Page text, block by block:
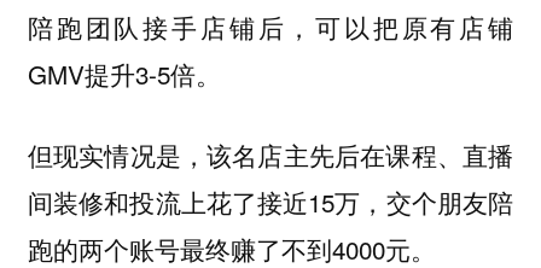
陪跑团队接手店铺后，可以把原有店铺
GMV提升3-5倍。
但现实情况是，该名店主先后在课程、直播
间装修和投流上花了接近15万，交个朋友陪
跑的两个账号最终赚了不到4000元。